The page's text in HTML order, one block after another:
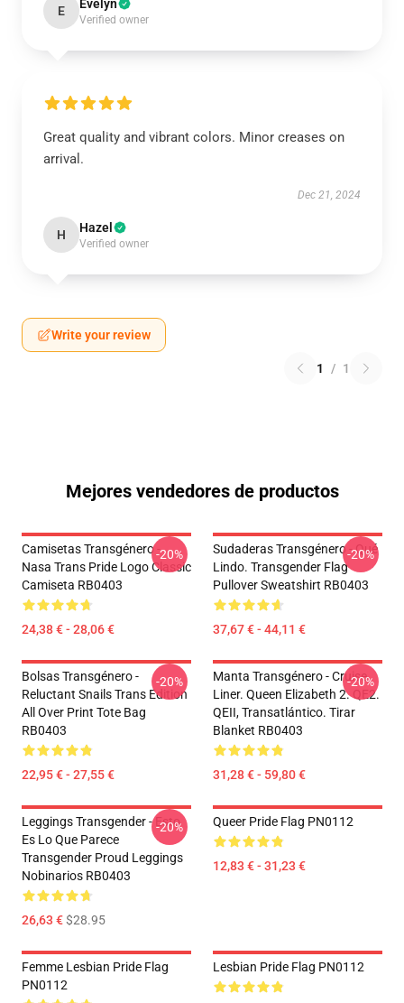
E Evelyn
Verified owner
Great quality and vibrant colors. Minor creases on
arrival.
Dec 21, 2024
H Hazel
Verified owner
Write your review
1 / 1
Mejores vendedores de productos
Camisetas Transgénero -
Nasa Trans Pride Logo Classic
Camiseta RB0403
24,38 € - 28,06 €
-20%
Sudaderas Transgénero - Qué
Lindo. Transgender Flag
Pullover Sweatshirt RB0403
37,67 € - 44,11 €
-20%
Bolsas Transgénero -
Reluctant Snails Trans Edition
All Over Print Tote Bag
RB0403
22,95 € - 27,55 €
-20%
Manta Transgénero - Cruise
Liner. Queen Elizabeth 2. QE2.
QEII, Transatlántico. Tirar
Blanket RB0403
31,28 € - 59,80 €
-20%
Leggings Transgender - Esto
Es Lo Que Parece
Transgender Proud Leggings
Nobinarios RB0403
26,63 €$28.95
-20% Queer Pride Flag PN0112
12,83 € - 31,23 €
Femme Lesbian Pride Flag
PN0112
Lesbian Pride Flag PN0112